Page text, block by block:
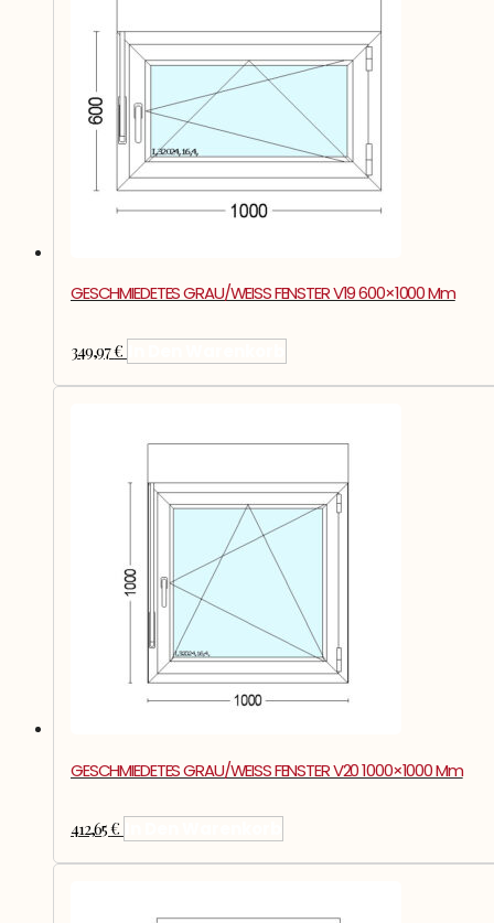
GESCHMIEDETES GRAU/WEISS FENSTER V19 600×1000 Mm
349,97€
GESCHMIEDETES GRAU/WEISS FENSTER V20 1000×1000 Mm
412,65€